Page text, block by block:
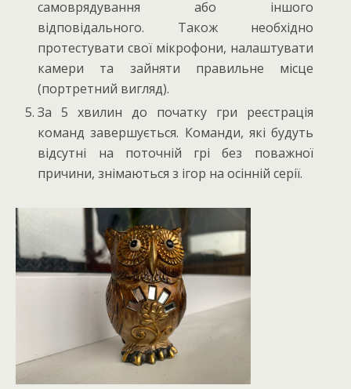
самоврядування або іншого
відповідального. Також необхідно
протестувати свої мікрофони, налаштувати
камери та зайняти правильне місце
(портретний вигляд).
За 5 хвилин до початку гри реєстрація
команд завершується. Команди, які будуть
відсутні на поточній грі без поважної
причини, знімаються з ігор на осінній серії.